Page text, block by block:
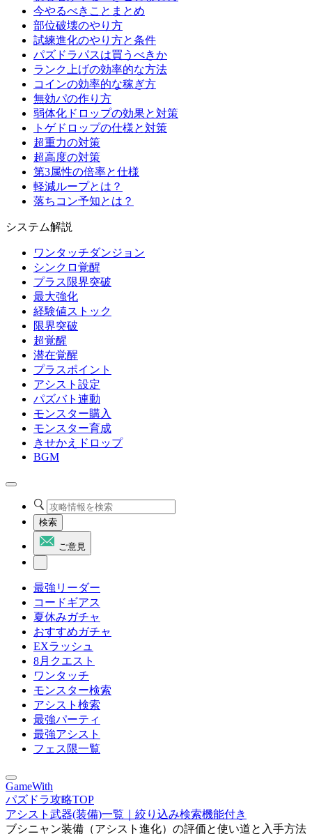
今やるべきことまとめ
部位破壊のやり方
試練進化のやり方と条件
パズドラパスは買うべきか
ランク上げの効率的な方法
コインの効率的な稼ぎ方
無効パの作り方
弱体化ドロップの効果と対策
トゲドロップの仕様と対策
超重力の対策
超高度の対策
第3属性の倍率と仕様
軽減ループとは？
落ちコン予知とは？
システム解説
ワンタッチダンジョン
シンクロ覚醒
プラス限界突破
最大強化
経験値ストック
限界突破
超覚醒
潜在覚醒
プラスポイント
アシスト設定
パズバト連動
モンスター購入
モンスター育成
きせかえドロップ
BGM
検索
ご意見
最強リーダー
コードギアス
夏休みガチャ
おすすめガチャ
EXラッシュ
8月クエスト
ワンタッチ
モンスター検索
アシスト検索
最強パーティ
最強アシスト
フェス限一覧
GameWith
パズドラ攻略TOP
アシスト武器(装備)一覧｜絞り込み検索機能付き
ブシニャン装備（アシスト進化）の評価と使い道と入手方法